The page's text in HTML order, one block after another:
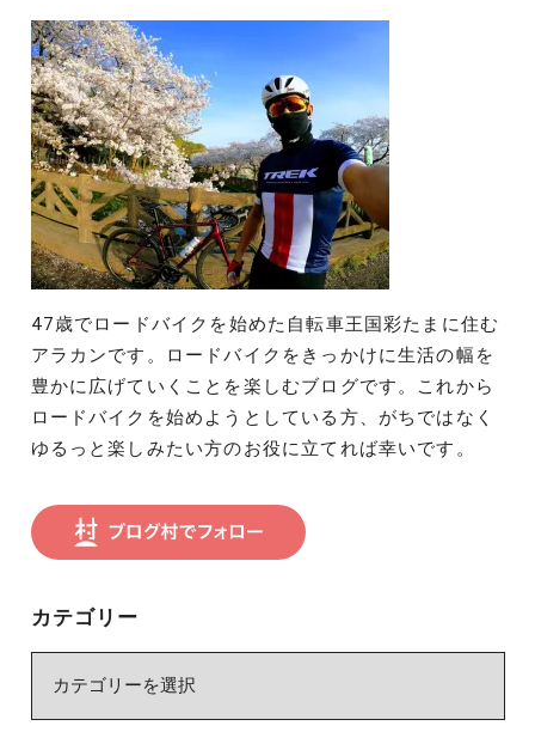
ン
47歳でロードバイクを始めた自転車王国彩たまに住む
アラカンです。ロードバイクをきっかけに生活の幅を
豊かに広げていくことを楽しむブログです。これから
ロードバイクを始めようとしている方、がちではなく
ゆるっと楽しみたい方のお役に立てれば幸いです。
カテゴリー